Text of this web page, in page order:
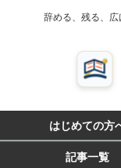
辞める、残る、広
はじめての方
記事一覧